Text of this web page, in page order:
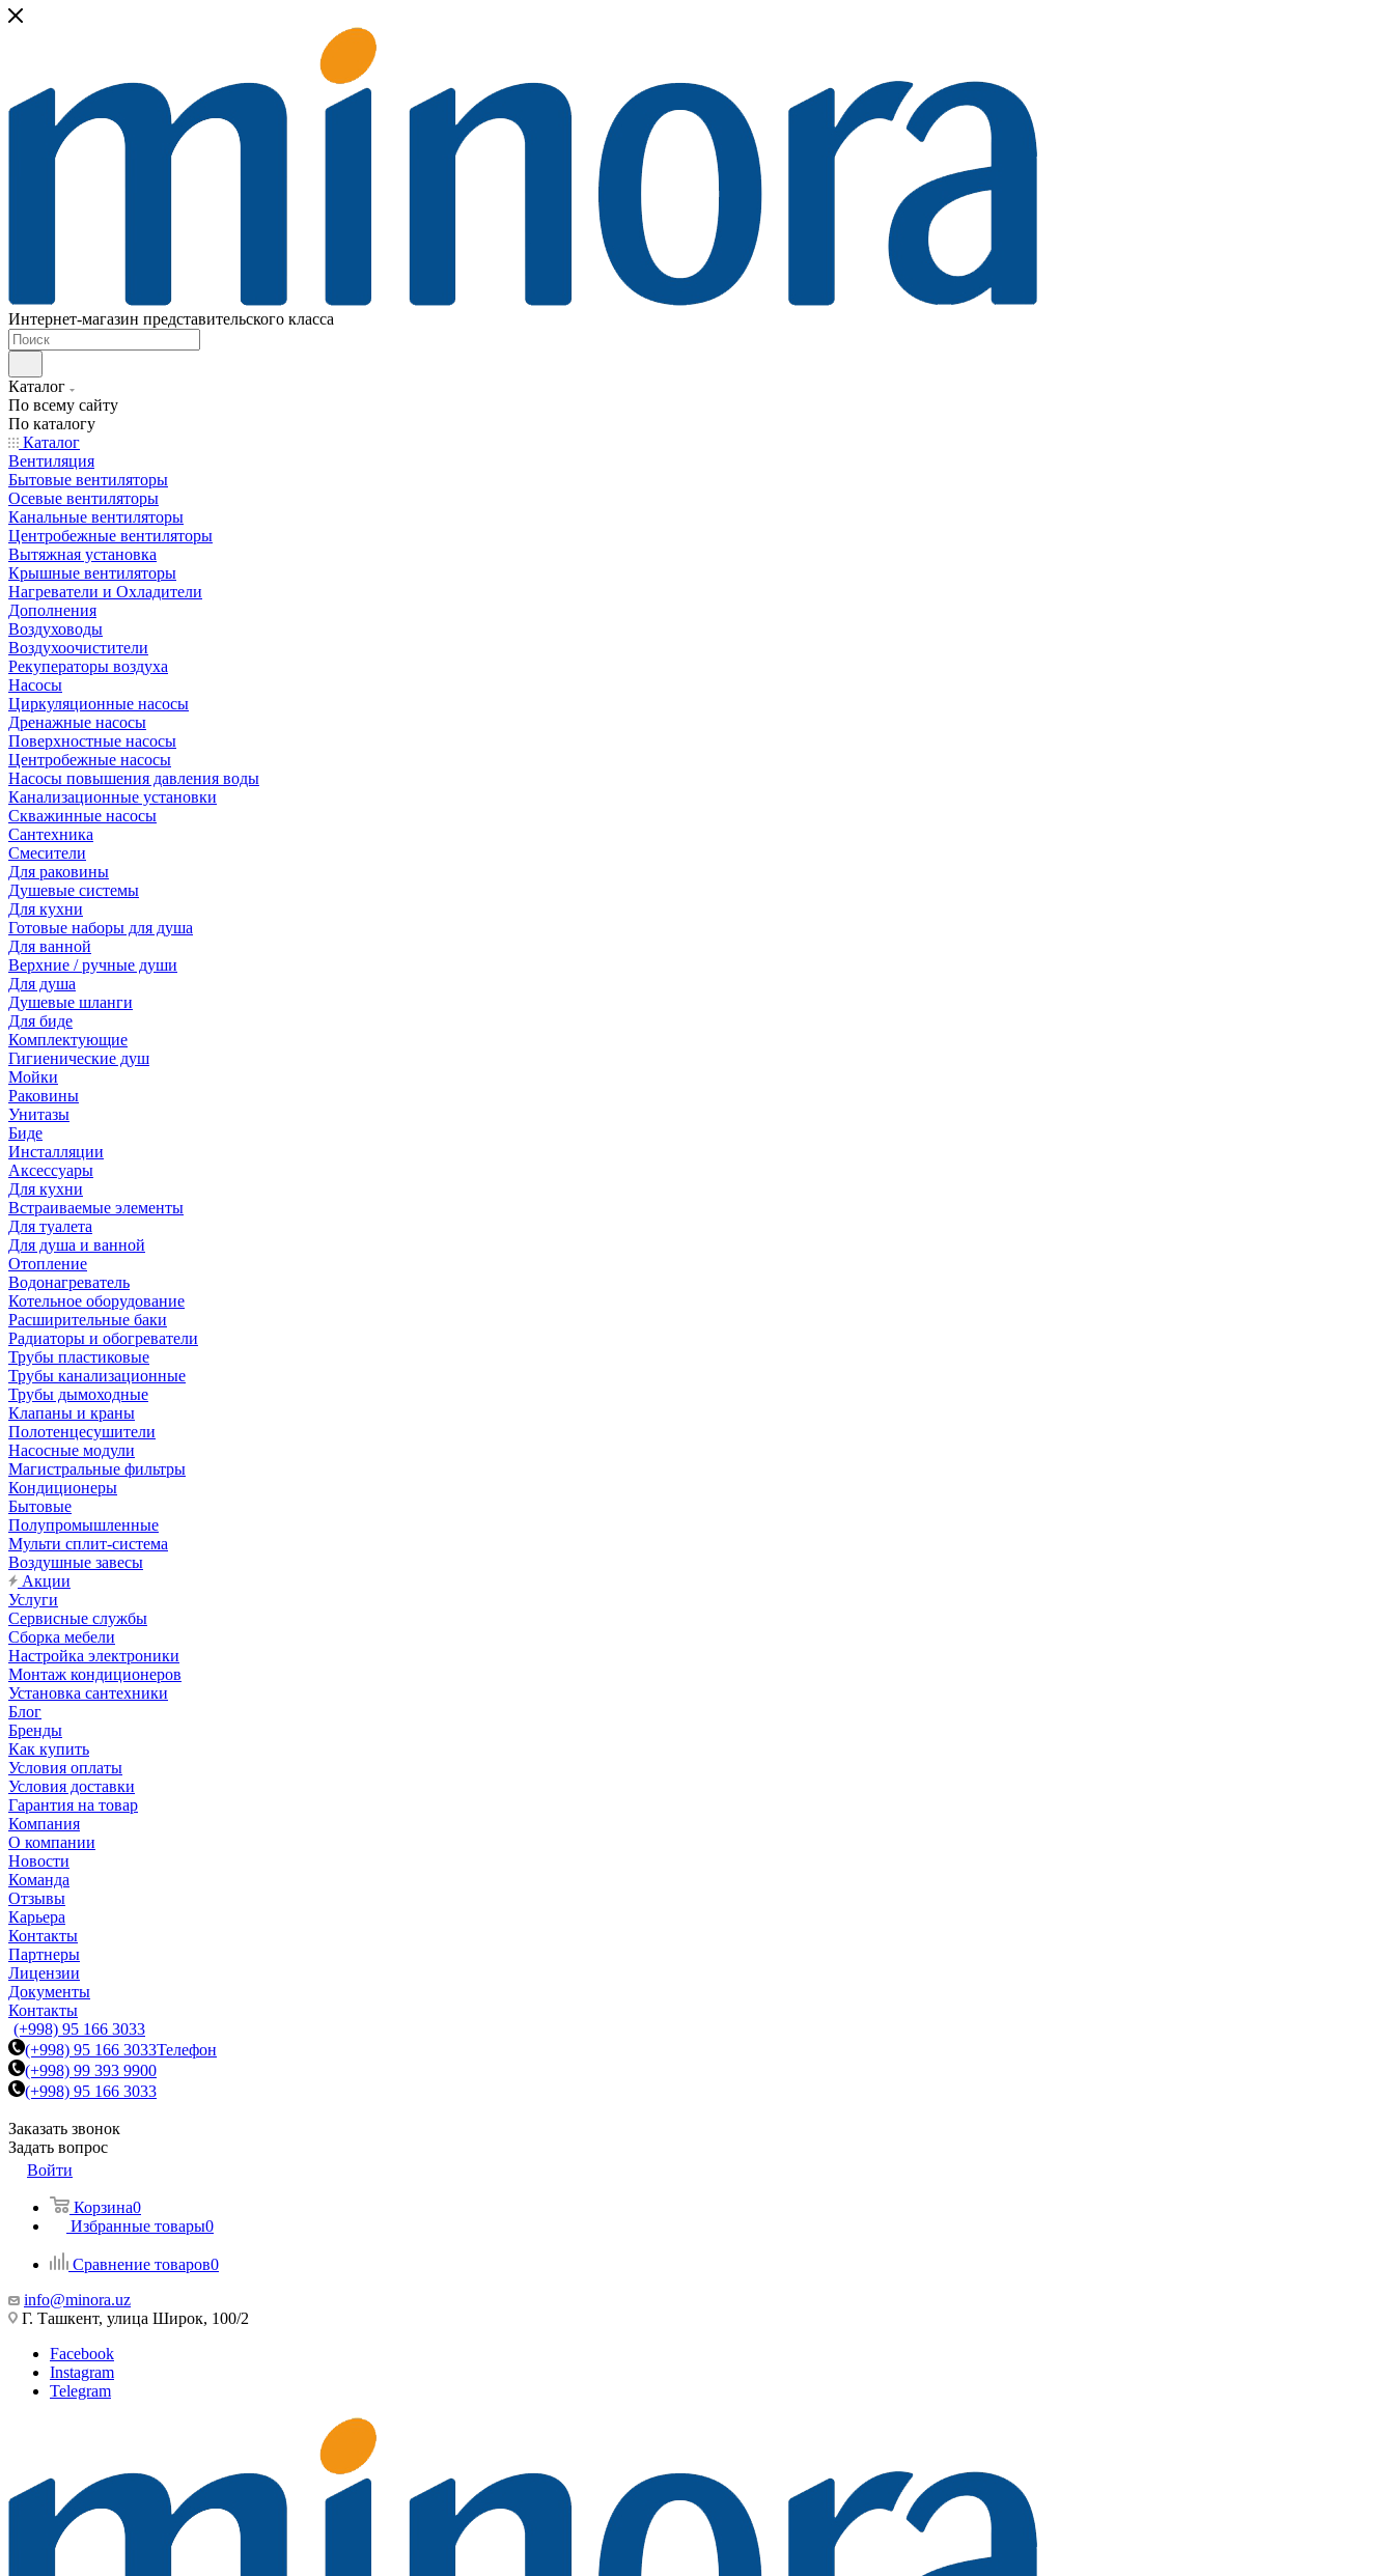
Интернет-магазин представительского класса
Каталог
По всему сайту
По каталогу
Каталог
Вентиляция
Бытовые вентиляторы
Осевые вентиляторы
Канальные вентиляторы
Центробежные вентиляторы
Вытяжная установка
Крышные вентиляторы
Нагреватели и Охладители
Дополнения
Воздуховоды
Воздухоочистители
Рекуператоры воздуха
Насосы
Циркуляционные насосы
Дренажные насосы
Поверхностные насосы
Центробежные насосы
Насосы повышения давления воды
Канализационные установки
Скважинные насосы
Сантехника
Смесители
Для раковины
Душевые системы
Для кухни
Готовые наборы для душа
Для ванной
Верхние / ручные души
Для душа
Душевые шланги
Для биде
Комплектующие
Гигиенические душ
Мойки
Раковины
Унитазы
Биде
Инсталляции
Аксессуары
Для кухни
Встраиваемые элементы
Для туалета
Для душа и ванной
Отопление
Водонагреватель
Котельное оборудование
Расширительные баки
Радиаторы и обогреватели
Трубы пластиковые
Трубы канализационные
Трубы дымоходные
Клапаны и краны
Полотенцесушители
Насосные модули
Магистральные фильтры
Кондиционеры
Бытовые
Полупромышленные
Мульти сплит-система
Воздушные завесы
Акции
Услуги
Сервисные службы
Сборка мебели
Настройка электроники
Монтаж кондиционеров
Установка сантехники
Блог
Бренды
Как купить
Условия оплаты
Условия доставки
Гарантия на товар
Компания
О компании
Новости
Команда
Отзывы
Карьера
Контакты
Партнеры
Лицензии
Документы
Контакты
(+998) 95 166 3033
(+998) 95 166 3033Телефон
(+998) 99 393 9900
(+998) 95 166 3033
Заказать звонок
Задать вопрос
Войти
Корзина0
Избранные товары0
Сравнение товаров0
info@minora.uz
Г. Ташкент, улица Широк, 100/2
Facebook
Instagram
Telegram